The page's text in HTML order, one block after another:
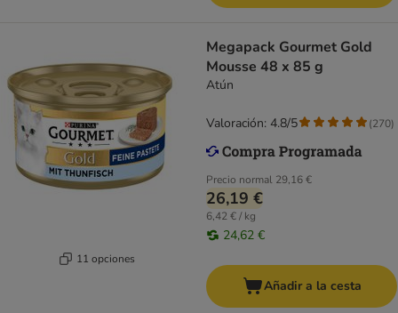
11 opciones
Megapack Gourmet Gold
Mousse 48 x 85 g
Atún
Precio normal 29,16 €
26,19 €
6,42 € / kg
24,62 €
Valoración: 4.8/5 (270)
Añadir a la cesta